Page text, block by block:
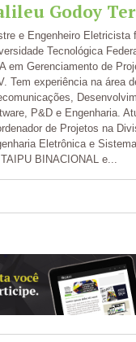
Godoy
e Engenheiro Eletricista
Tecnológica
em Gerenciamento de
Tem experiência na área
P&D e Engenharia.
de Projetos na
Eletrônica e
BINACIONAL e...